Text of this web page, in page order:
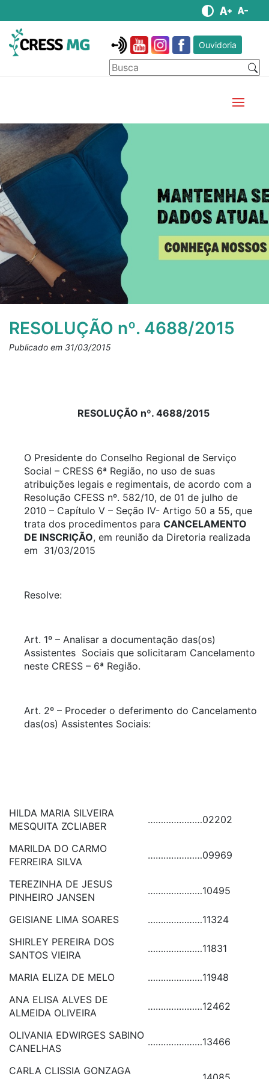
Ouvidoria
RESOLUÇÃO nº. 4688/2015
Publicado em 31/03/2015
RESOLUÇÃO nº. 4688/2015
O Presidente do Conselho Regional de Serviço
Social – CRESS 6ª Região, no uso de suas
atribuições legais e regimentais, de acordo com a
Resolução CFESS nº. 582/10, de 01 de julho de
2010 – Capítulo V – Seção IV- Artigo 50 a 55, que
trata dos procedimentos para CANCELAMENTO
DE INSCRIÇÃO, em reunião da Diretoria realizada
em 31/03/2015
Resolve:
Art. 1º – Analisar a documentação das(os)
Assistentes Sociais que solicitaram Cancelamento
neste CRESS – 6ª Região.
Art. 2º – Proceder o deferimento do Cancelamento
das(os) Assistentes Sociais:
HILDA MARIA SILVEIRA
MESQUITA ZCLIABER
…………………02202
MARILDA DO CARMO
FERREIRA SILVA
…………………09969
TEREZINHA DE JESUS
PINHEIRO JANSEN
…………………10495
GEISIANE LIMA SOARES …………………11324
SHIRLEY PEREIRA DOS
SANTOS VIEIRA
…………………11831
MARIA ELIZA DE MELO …………………11948
ANA ELISA ALVES DE
ALMEIDA OLIVEIRA
…………………12462
OLIVANIA EDWIRGES SABINO
CANELHAS
…………………13466
CARLA CLISSIA GONZAGA